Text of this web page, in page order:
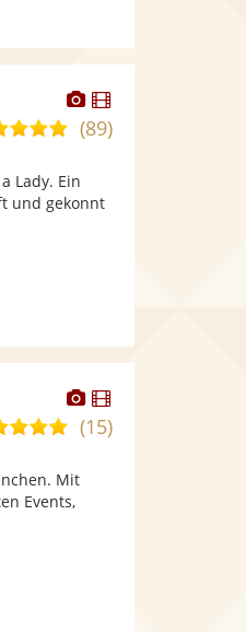
Dieser
Künstler
stellt
bereit.
Dieser
Künstler
5,0
5
Sternen
(89)
Lady. Ein
und gekonnt
Dieser
Künstler
stellt
Dieser
Künstler
5,0
5
Sternen
(15)
Mit
Events,